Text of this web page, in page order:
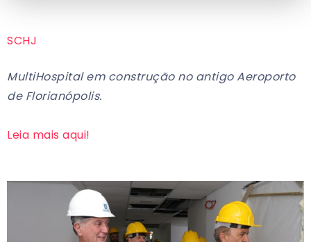
SCHJ
MultiHospital em construção no antigo Aeroporto
de Florianópolis.
Leia mais aqui!